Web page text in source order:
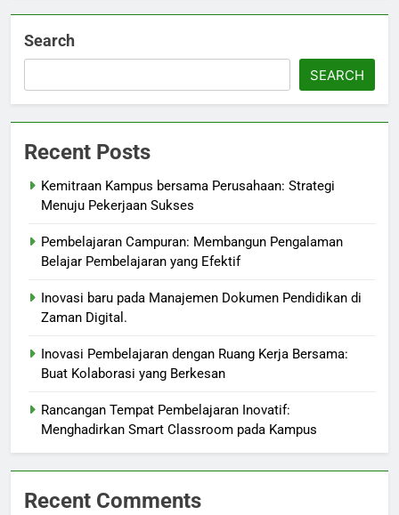
Search
SEARCH
Recent Posts
Kemitraan Kampus bersama Perusahaan: Strategi
Menuju Pekerjaan Sukses
Pembelajaran Campuran: Membangun Pengalaman
Belajar Pembelajaran yang Efektif
Inovasi baru pada Manajemen Dokumen Pendidikan di
Zaman Digital.
Inovasi Pembelajaran dengan Ruang Kerja Bersama:
Buat Kolaborasi yang Berkesan
Rancangan Tempat Pembelajaran Inovatif:
Menghadirkan Smart Classroom pada Kampus
Recent Comments